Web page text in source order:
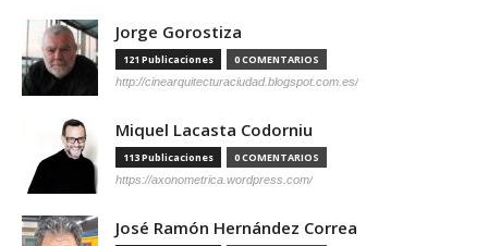
Jorge Gorostiza
121 Publicaciones 0 COMENTARIOS
http://cinearquitecturaciudad.blogspot.com.es/
Miquel Lacasta Codorniu
113 Publicaciones 0 COMENTARIOS
https://axonometrica.wordpress.com/
José Ramón Hernández Correa